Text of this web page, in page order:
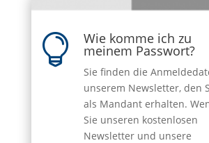
 Wie komme ich zu
meinem Passwort?
Sie finden die
unserem Newsletter, den
als Mandant erhalten.
Sie unseren kostenlosen
Newsletter und unsere